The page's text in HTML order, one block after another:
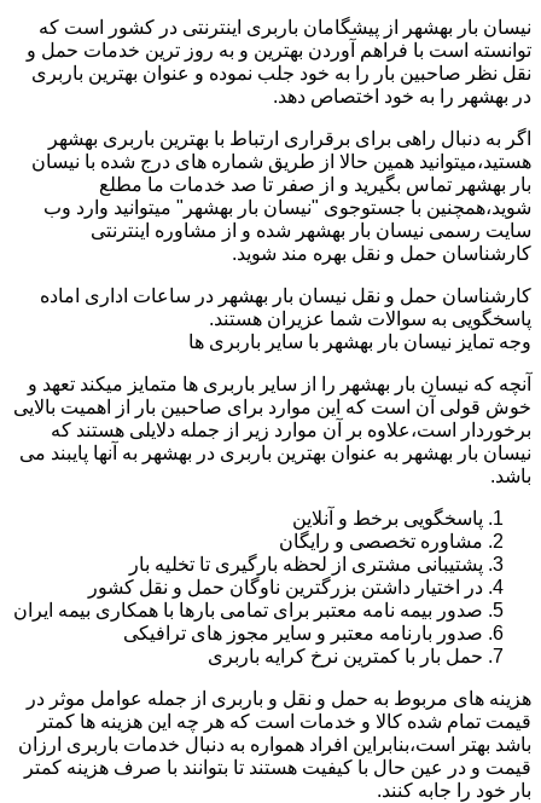
نیسان بار بهشهر از پیشگامان باربری اینترنتی در کشور است که
توانسته است با فراهم آوردن بهترین و به روز ترین خدمات حمل و
نقل نظر صاحبین بار را به خود جلب نموده و عنوان بهترین باربری
در بهشهر را به خود اختصاص دهد.
اگر به دنبال راهی برای برقراری ارتباط با بهترین باربری بهشهر
هستید،میتوانید همین حالا از طریق شماره های درج شده با نیسان
بار بهشهر تماس بگیرید و از صفر تا صد خدمات ما مطلع
شوید،همچنین با جستوجوی "نیسان بار بهشهر" میتوانید وارد وب
سایت رسمی نیسان بار بهشهر شده و از مشاوره اینترنتی
کارشناسان حمل و نقل بهره مند شوید.
کارشناسان حمل و نقل نیسان بار بهشهر در ساعات اداری اماده
پاسخگویی به سوالات شما عزیران هستند.
وجه تمایز نیسان بار بهشهر با سایر باربری ها
آنچه که نیسان بار بهشهر را از سایر باربری ها متمایز میکند تعهد و
خوش قولی آن است که این موارد برای صاحبین بار از اهمیت بالایی
برخوردار است،علاوه بر آن موارد زیر از جمله دلایلی هستند که
نیسان بار بهشهر به عنوان بهترین باربری در بهشهر به آنها پایبند می
باشد.
پاسخگویی برخط و آنلاین
مشاوره تخصصی و رایگان
پشتیبانی مشتری از لحظه بارگیری تا تخلیه بار
در اختیار داشتن بزرگترین ناوگان حمل و نقل کشور
صدور بیمه نامه معتبر برای تمامی بارها با همکاری بیمه ایران
صدور بارنامه معتبر و سایر مجوز های ترافیکی
حمل بار با کمترین نرخ کرایه باربری
هزینه های مربوط به حمل و نقل و باربری از جمله عوامل موثر در
قیمت تمام شده کالا و خدمات است که هر چه این هزینه ها کمتر
باشد بهتر است،بنابراین افراد همواره به دنبال خدمات باربری ارزان
قیمت و در عین حال با کیفیت هستند تا بتوانند با صرف هزینه کمتر
بار خود را جابه کنند.